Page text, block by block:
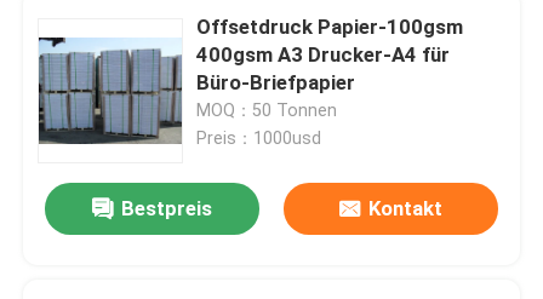
Offsetdruck Papier-100gsm
400gsm A3 Drucker-A4 für
Büro-Briefpapier
MOQ：50 Tonnen
Preis：1000usd
Bestpreis Kontakt